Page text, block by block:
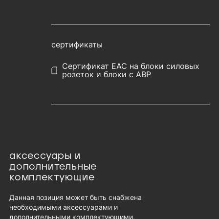
сертификаты
Сертификат EAC на блоки силовых
розеток и блоки с АВР
аксессуары и
дополнительные
комплектующие
Данная позиция может быть снабжена
необходимыми аксессуарами и
дополнительными комплектующими,